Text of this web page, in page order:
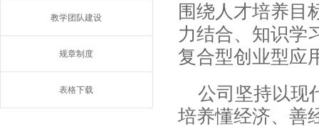
教学团队建设
规章制度
表格下载
围绕人才培养目
力结合、知识学
复合型创业型应
公司坚持以现
培养懂经济、善